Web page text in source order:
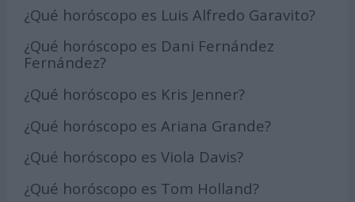
¿Qué horóscopo es Luis Alfredo Garavito?
¿Qué horóscopo es Dani Fernández
Fernández?
¿Qué horóscopo es Kris Jenner?
¿Qué horóscopo es Ariana Grande?
¿Qué horóscopo es Viola Davis?
¿Qué horóscopo es Tom Holland?